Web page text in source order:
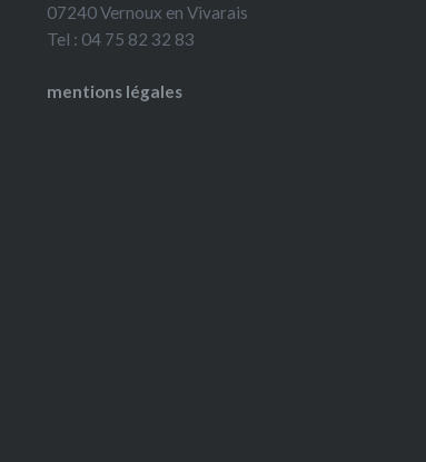
07240 Vernoux en Vivarais
Tel : 04 75 82 32 83
mentions légales